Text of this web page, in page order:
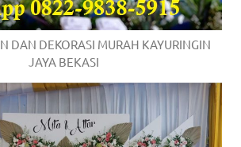
DAN DEKORASI MURAH KAYURINGIN
JAYA BEKASI